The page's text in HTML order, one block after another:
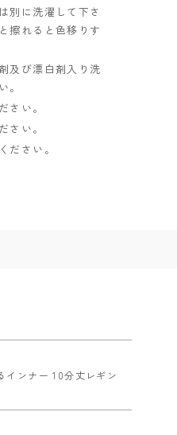
別に洗濯して下さ
擦れると色移りす
及び漂白剤入り洗
。
さい。
さい。
ださい。
インナー 10分丈レギン